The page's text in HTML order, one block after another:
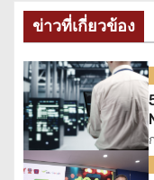
น
ว
เ
รื่
อ
ข่าวที่เกี่ยวข้อง